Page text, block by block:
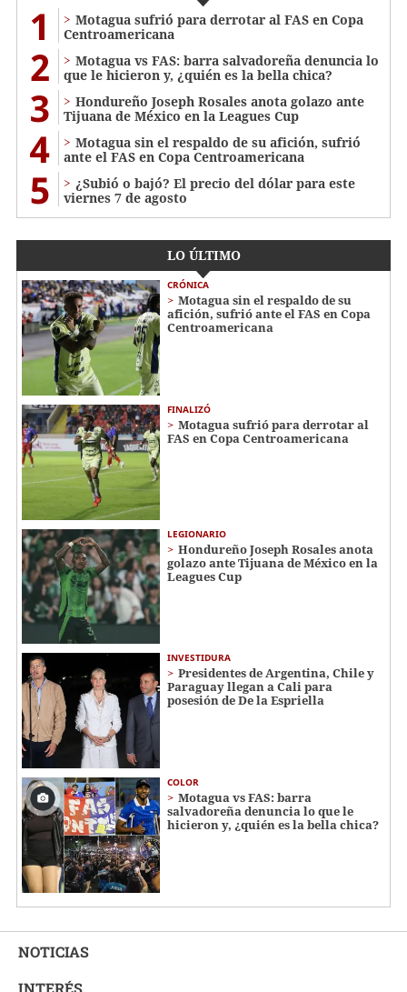
1
Motagua sufrió para derrotar al FAS en Copa
Centroamericana
2
Motagua vs FAS: barra salvadoreña denuncia lo
que le hicieron y, ¿quién es la bella chica?
3
Hondureño Joseph Rosales anota golazo ante
Tijuana de México en la Leagues Cup
4
Motagua sin el respaldo de su afición, sufrió
ante el FAS en Copa Centroamericana
5
¿Subió o bajó? El precio del dólar para este
viernes 7 de agosto
LO ÚLTIMO
CRÓNICA
Motagua sin el respaldo de su
afición, sufrió ante el FAS en Copa
Centroamericana
FINALIZÓ
Motagua sufrió para derrotar al
FAS en Copa Centroamericana
LEGIONARIO
Hondureño Joseph Rosales anota
golazo ante Tijuana de México en la
Leagues Cup
INVESTIDURA
Presidentes de Argentina, Chile y
Paraguay llegan a Cali para
posesión de De la Espriella
COLOR
Motagua vs FAS: barra
salvadoreña denuncia lo que le
hicieron y, ¿quién es la bella chica?
NOTICIAS
INTERÉS